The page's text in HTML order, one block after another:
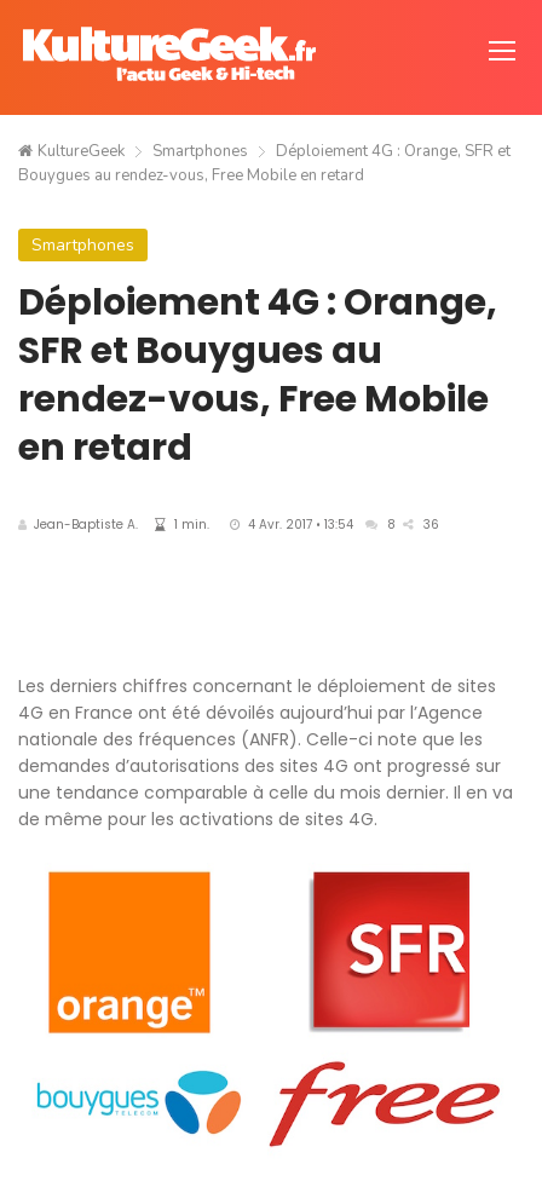
KultureGeek Smartphones
Déploiement 4G : Orange, SFR et
Bouygues au rendez-vous, Free Mobile en retard
Smartphones
Déploiement 4G : Orange,
SFR et Bouygues au
rendez-vous, Free Mobile
en retard
Jean-Baptiste A. 1 min. 4 Avr. 2017 • 13:54 8 36
Les derniers chiffres concernant le déploiement de sites
4G en France ont été dévoilés aujourd’hui par l’Agence
nationale des fréquences (ANFR). Celle-ci note que les
demandes d’autorisations des sites 4G ont progressé sur
une tendance comparable à celle du mois dernier. Il en va
de même pour les activations de sites 4G.